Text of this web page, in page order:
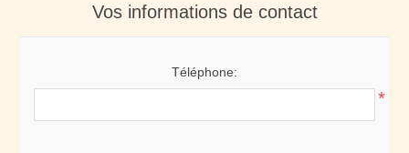
Vos informations de contact
Téléphone:
*